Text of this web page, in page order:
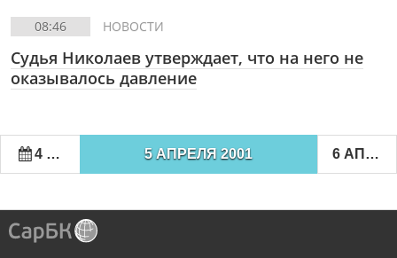
08:46 НОВОСТИ
Судья Николаев утверждает, что на него не
оказывалось давление
4 АПРЕЛЯ 2001 5 АПРЕЛЯ 2001 6 АПРЕЛЯ 2001